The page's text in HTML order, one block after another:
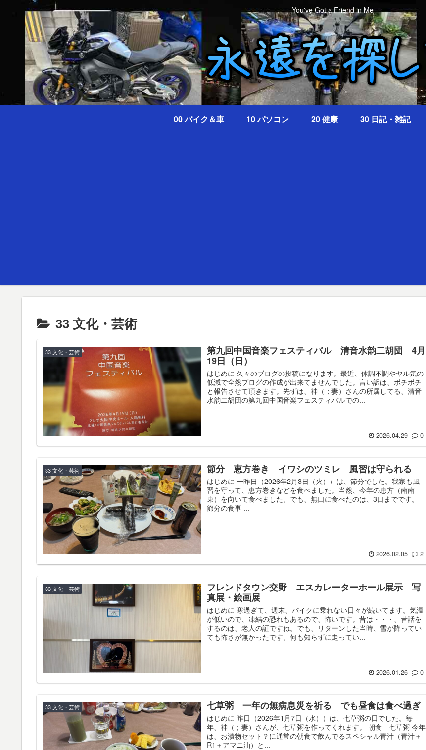
You've Got a Friend in Me
00 バイク＆車 10 パソコン 20 健康 30 日記・雑記
33 文化・芸術
33 文化・芸術
第九回中国音楽フェスティバル 清音水韵二胡団 4月
19日（日）
はじめに 久々のブログの投稿になります。最近、体調不調やヤル気の
低減で全然ブログの作成が出来てませんでした。言い訳は、ボチボチ
と報告させて頂きます。先ずは、神（；妻）さんの所属してる、清音
水韵二胡団の第九回中国音楽フェスティバルでの...
2026.04.29 0
33 文化・芸術 節分 恵方巻き イワシのツミレ 風習は守られる
はじめに 一昨日（2026年2月3日（火））は、節分でした。我家も風
習を守って、恵方巻きなどを食べました。当然、今年の恵方（南南
東）を向いて食べました。でも、無口に食べたのは、3口までです。
節分の食事 ...
2026.02.05 2
33 文化・芸術
フレンドタウン交野 エスカレーターホール展示 写
真展・絵画展
はじめに 寒過ぎて、週末、バイクに乗れない日々が続いてます。気温
が低いので、凍結の恐れもあるので、怖いです。昔は・・・、昔話を
するのは、老人の証ですね。でも、リターンした当時、雪が降ってい
ても怖さが無かったです。何も知らずに走ってい...
2026.01.26 0
33 文化・芸術 七草粥 一年の無病息災を祈る でも昼食は食べ過ぎ
はじめに 昨日（2026年1月7日（水））は、七草粥の日でした。毎
年、神（；妻）さんが、七草粥を作ってくれます。 朝食 七草粥 今年
は、お漬物セット？に通常の朝食で飲んでるスペシャル青汁（青汁＋
R1＋アマニ油）と...